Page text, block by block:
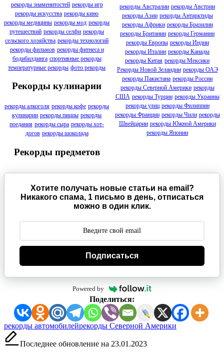
рекорды знаменитостей рекорды игр
рекорды искусства рекорды кино
рекорды медицины рекорды мод рекорды
путешествий рекорды селфи рекорды
сельского хозяйства рекорды технологий
рекорды фильмов рекорды фитнеса и
бодибилдинга спортивные рекорды
температурные рекорды фото рекорды
Рекорды кулинарии
рекорды алкоголя рекорды кофе рекорды
кулинарии рекорды пиццы рекорды
поедания рекорды сыра рекорды хот-
догов рекорды шоколада
Рекорды предметов
рекорды Австралии рекорды Австрии
рекорды Азии рекорды Антарктиды
рекорды Африки рекорды Бразилии
рекорды Британии рекорды Германии
рекорды Европы рекорды Индии
рекорды Италии рекорды Канады
рекорды Китая рекорды Мексики
Рекорды Новой Зеландии рекорды ОАЭ
рекорды Пакистана рекорды России
рекорды Северной Америки рекорды
США рекорды Турции рекорды Украины
рекорды улиц рекорды Филиппин
рекорды Франции рекорды Чили рекорды
Швейцарии рекорды Южной Америки
рекорды Японии
Хотите получать новые статьи на email?
Никакого спама, 1 письмо в день, отписаться
можно в один клик.
Подписаться
Powered by
Поделиться:
Метки:
рекорды автомобилейрекорды Северной Америки
Последнее обновление на 23.01.2023